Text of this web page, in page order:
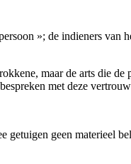
»; de indieners
maar de arts die
met deze
geen materieel